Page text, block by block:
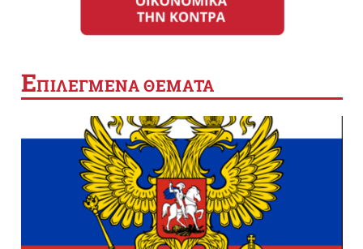
ΕΠΙΛΕΓΜΕΝΑ ΘΕΜΑΤΑ